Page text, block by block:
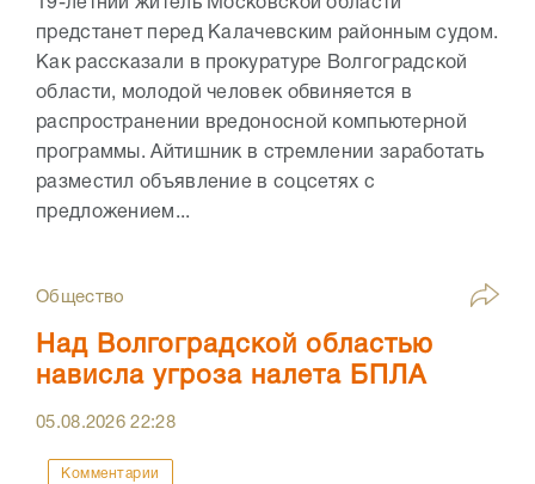
19-летний житель Московской области
предстанет перед Калачевским районным судом.
Как рассказали в прокуратуре Волгоградской
области, молодой человек обвиняется в
распространении вредоносной компьютерной
программы. Айтишник в стремлении заработать
разместил объявление в соцсетях с
предложением...
Общество
Над Волгоградской областью
нависла угроза налета БПЛА
05.08.202622:28
Комментарии